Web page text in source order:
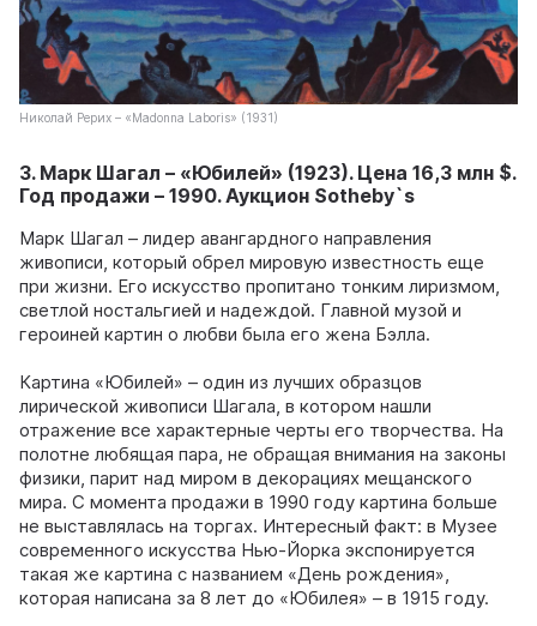
Николай Рерих – «Madonna Laboris» (1931)
3. Марк Шагал – «Юбилей» (1923). Цена 16,3 млн $.
Год продажи – 1990. Аукцион Sotheby`s
Марк Шагал – лидер авангардного направления
живописи, который обрел мировую известность еще
при жизни. Его искусство пропитано тонким лиризмом,
светлой ностальгией и надеждой. Главной музой и
героиней картин о любви была его жена Бэлла.
Картина «Юбилей» – один из лучших образцов
лирической живописи Шагала, в котором нашли
отражение все характерные черты его творчества. На
полотне любящая пара, не обращая внимания на законы
физики, парит над миром в декорациях мещанского
мира. С момента продажи в 1990 году картина больше
не выставлялась на торгах. Интересный факт: в Музее
современного искусства Нью-Йорка экспонируется
такая же картина с названием «День рождения»,
которая написана за 8 лет до «Юбилея» – в 1915 году.